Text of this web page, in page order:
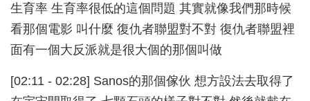
生育率 生育率很低的這個問題 其實就像我們那時候
看那個電影 叫什麼 復仇者聯盟對不對 復仇者聯盟裡
面有一個大反派就是很大個的那個叫做
[02:11 - 02:28] Sanos的那個傢伙 想方設法去取得了